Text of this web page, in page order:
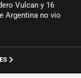
Vulcan y 16
Argentina no vio